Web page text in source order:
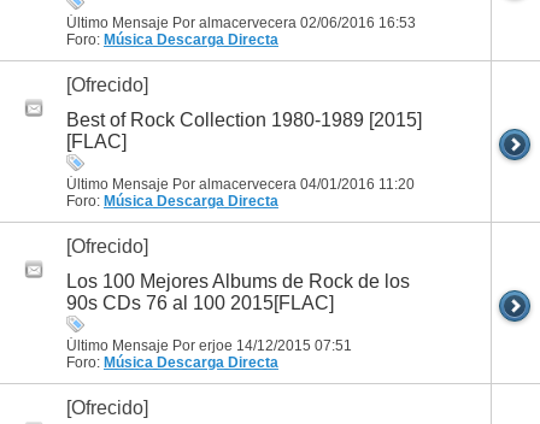
Último Mensaje Por almacervecera 02/06/2016 16:53
Foro: Música Descarga Directa
[Ofrecido]
Best of Rock Collection 1980-1989 [2015]
[FLAC]
Último Mensaje Por almacervecera 04/01/2016 11:20
Foro: Música Descarga Directa
[Ofrecido]
Los 100 Mejores Albums de Rock de los
90s CDs 76 al 100 2015[FLAC]
Último Mensaje Por erjoe 14/12/2015 07:51
Foro: Música Descarga Directa
[Ofrecido]